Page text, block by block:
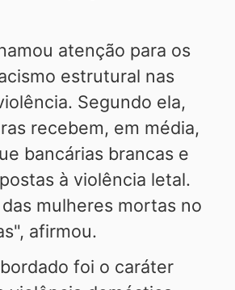
atenção para os
estrutural nas
Segundo ela,
recebem, em média,
bancárias brancas e
à violência letal.
mulheres mortas no
afirmou.
foi o caráter